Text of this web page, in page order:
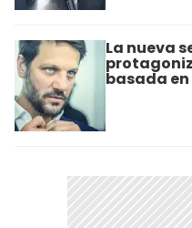
La nueva
basada